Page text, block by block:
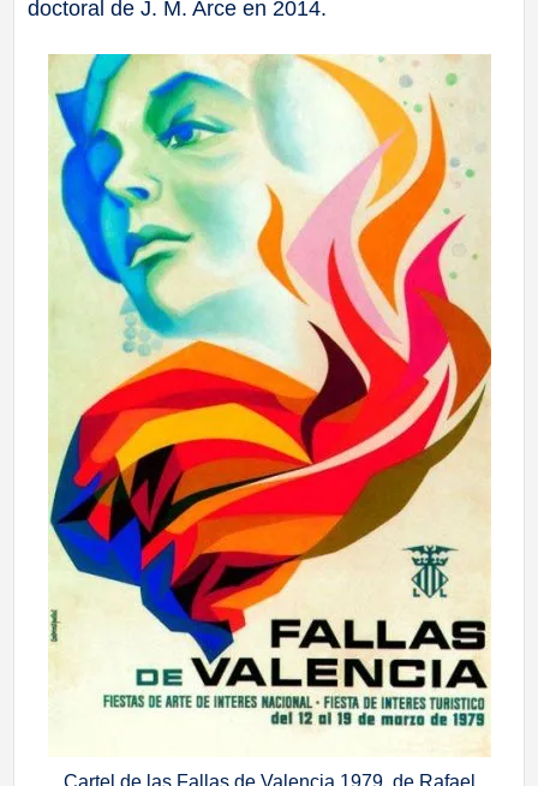
doctoral de J. M. Arce en 2014.
Cartel de las Fallas de Valencia 1979, de Rafael